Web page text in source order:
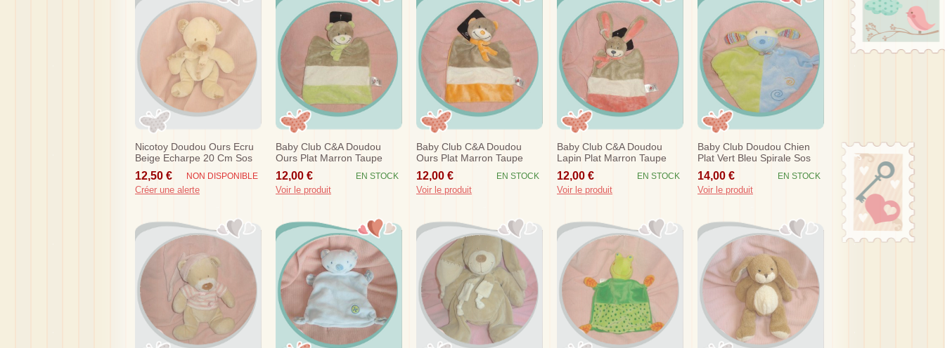
Nicotoy Doudou Ours Ecru
Beige Echarpe 20 Cm Sos
12,50 € NON DISPONIBLE
Créer une alerte
Baby Club C&a Doudou
Ours Plat Marron Taupe
Vert Sos
12,00 € EN STOCK
Voir le produit
Baby Club C&a Doudou
Ours Plat Marron Taupe
Orange Sos
12,00 € EN STOCK
Voir le produit
Baby Club C&a Doudou
Lapin Plat Marron Taupe
Rose Sos
12,00 € EN STOCK
Voir le produit
Baby Club Doudou Chien
Plat Vert Bleu Spirale Sos
14,00 € EN STOCK
Voir le produit